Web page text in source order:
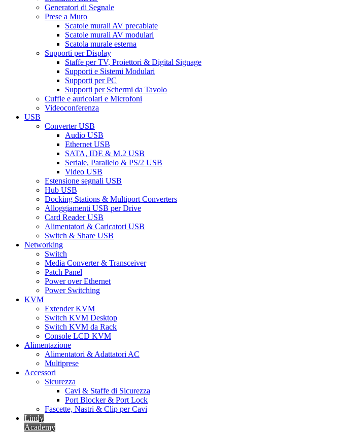
Generatori di Segnale
Prese a Muro
Scatole murali AV precablate
Scatole murali AV modulari
Scatola murale esterna
Supporti per Display
Staffe per TV, Proiettori & Digital Signage
Supporti e Sistemi Modulari
Supporti per PC
Supporti per Schermi da Tavolo
Cuffie e auricolari e Microfoni
Videoconferenza
USB
Converter USB
Audio USB
Ethernet USB
SATA, IDE & M.2 USB
Seriale, Parallelo & PS/2 USB
Video USB
Estensione segnali USB
Hub USB
Docking Stations & Multiport Converters
Alloggiamenti USB per Drive
Card Reader USB
Alimentatori & Caricatori USB
Switch & Share USB
Networking
Switch
Media Converter & Transceiver
Patch Panel
Power over Ethernet
Power Switching
KVM
Extender KVM
Switch KVM Desktop
Switch KVM da Rack
Console LCD KVM
Alimentazione
Alimentatori & Adattatori AC
Multiprese
Accessori
Sicurezza
Cavi & Staffe di Sicurezza
Port Blocker & Port Lock
Fascette, Nastri & Clip per Cavi
Lindy
Academy